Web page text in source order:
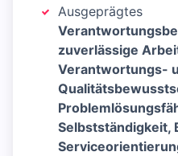
Ausgeprägtes
zuverlässige
Verantwortungs-
Selbstständigkeit,